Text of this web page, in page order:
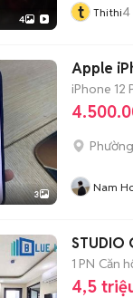
4 t Thithi4
3
Apple
iPhone 12
Nam
STUDIO
1 PN Căn
4,5